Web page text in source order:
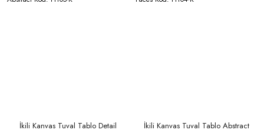
İkili Kanvas Tuval Tablo Detail
İkili Kanvas Tuval Tablo Abstract